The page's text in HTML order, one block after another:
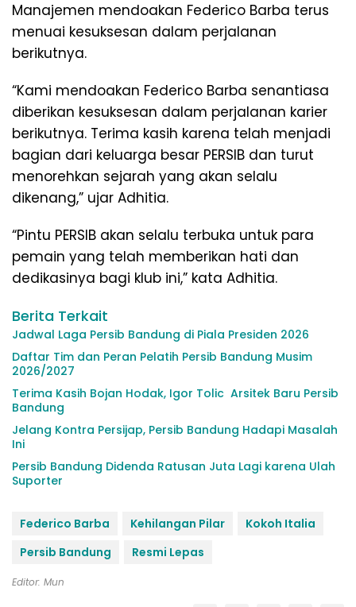
Manajemen mendoakan Federico Barba terus
menuai kesuksesan dalam perjalanan
berikutnya.
“Kami mendoakan Federico Barba senantiasa
diberikan kesuksesan dalam perjalanan karier
berikutnya. Terima kasih karena telah menjadi
bagian dari keluarga besar PERSIB dan turut
menorehkan sejarah yang akan selalu
dikenang,” ujar Adhitia.
“Pintu PERSIB akan selalu terbuka untuk para
pemain yang telah memberikan hati dan
dedikasinya bagi klub ini,” kata Adhitia.
Berita Terkait
Jadwal Laga Persib Bandung di Piala Presiden 2026
Daftar Tim dan Peran Pelatih Persib Bandung Musim
2026/2027
Terima Kasih Bojan Hodak, Igor Tolic Arsitek Baru Persib
Bandung
Jelang Kontra Persijap, Persib Bandung Hadapi Masalah
Ini
Persib Bandung Didenda Ratusan Juta Lagi karena Ulah
Suporter
Federico Barba Kehilangan Pilar
Kokoh Italia
Persib Bandung
Resmi Lepas
Editor: Mun